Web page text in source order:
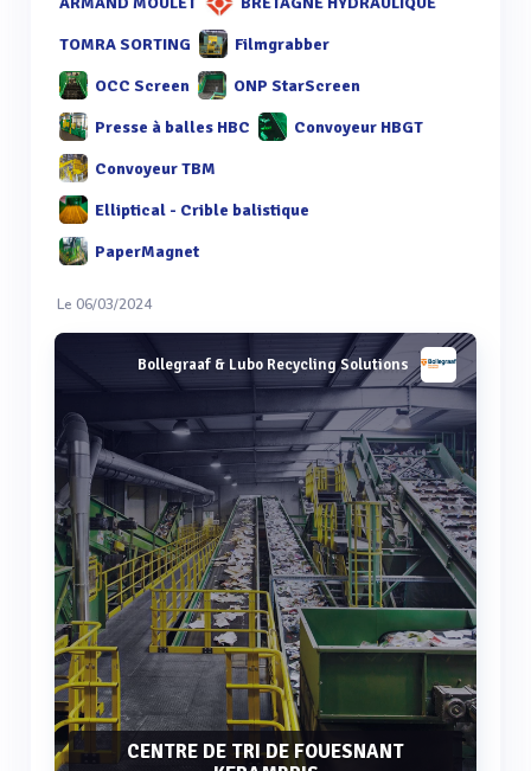
TOMRA SORTING Filmgrabber
OCC Screen ONP StarScreen
Presse à balles HBC Convoyeur HBGT
Convoyeur TBM
Elliptical - Crible balistique
PaperMagnet
Le 06/03/2024
Bollegraaf & Lubo Recycling Solutions
CENTRE DE TRI DE FOUESNANT